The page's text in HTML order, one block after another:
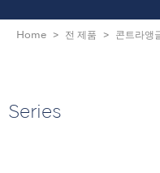
Home 전 제품 콘트라앵
Series